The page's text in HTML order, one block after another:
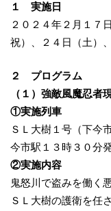
１ 実施日
２０２４年２月１７
祝）、２４日（土）
２ プログラム
（１）強敵風魔忍者
①実施列車
ＳＬ大樹１号（下今
今市駅１３時３０分発
②実施内容
鬼怒川で盗みを働く
ＳＬ大樹の護衛を任